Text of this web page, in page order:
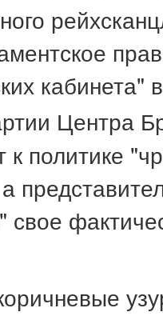
кабинета"
Центра
к политике
свое